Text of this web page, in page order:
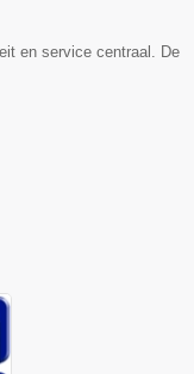
en service centraal. De